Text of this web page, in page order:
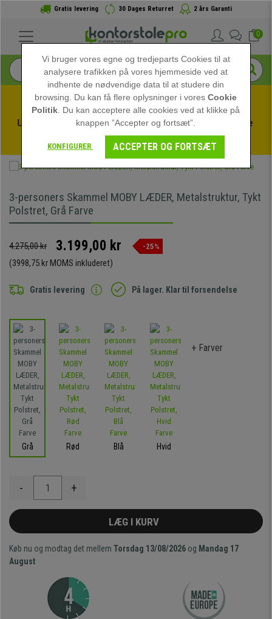
Gratis levering 30 Dages Returret 2 års Garanti
0
Udnyt sommerudsalget hos kontorstolepro! Eksklusive
rabatter i en begrænset periode - Se tilbuddet
3-personers Skammel MOBY LÆDER, Metalstruktur, Tykt
Polstret, Grå Farve
4.275,00 kr 3.199,00 kr -25%
(3998,75 kr MOMS inkluderet)
Gratis levering På lager. Klar til forsendelse
Grå Rød Blå Hvid
+ Farver
- +
LÆG I KURV
Køb nu og modtag det mellem Torsdag 13/08/2026 og Mandag 17
August
Vi bruger vores egne og tredjeparts Cookies til at
analysere trafikken på vores hjemmeside ved at
indhente de nødvendige data til at studere din
browsing. Du kan få flere oplysninger i voresCookie
Politik . Du kan acceptere alle cookies ved at klikke på
knappen ”Accepter og fortsæt”.
KONFIGURER ACCEPTER OG FORTSÆT